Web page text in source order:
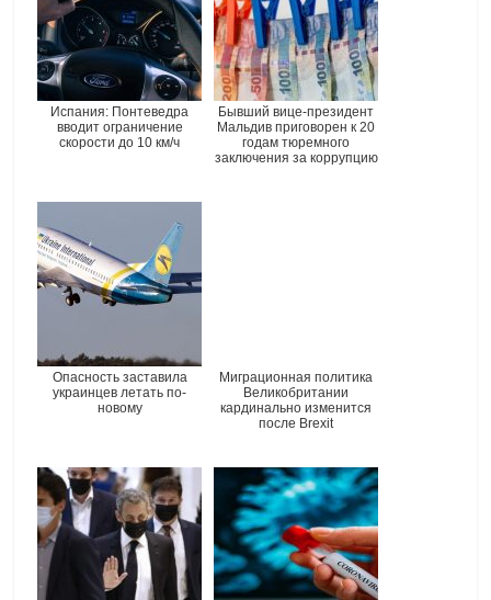
Испания: Понтеведра
вводит ограничение
скорости до 10 км/ч
Бывший вице-президент
Мальдив приговорен к 20
годам тюремного
заключения за коррупцию
Опасность заставила
украинцев летать по-
новому
Миграционная политика
Великобритании
кардинально изменится
после Brexit